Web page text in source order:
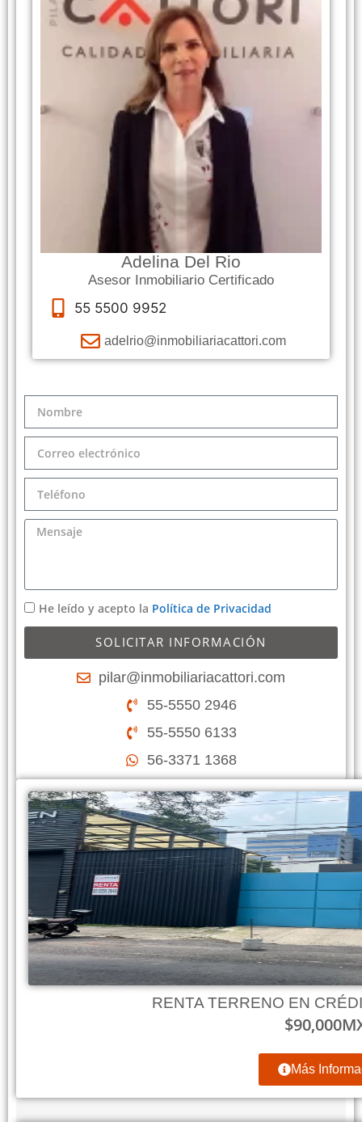
Adelina Del Rio
Asesor Inmobiliario Certificado
55 5500 9952
adelrio@inmobiliariacattori.com
He leído y acepto la Política de Privacidad
SOLICITAR INFORMACIÓN
pilar@inmobiliariacattori.com
55-5550 2946
55-5550 6133
56-3371 1368
RENTA TERRENO EN
$90,000
Más